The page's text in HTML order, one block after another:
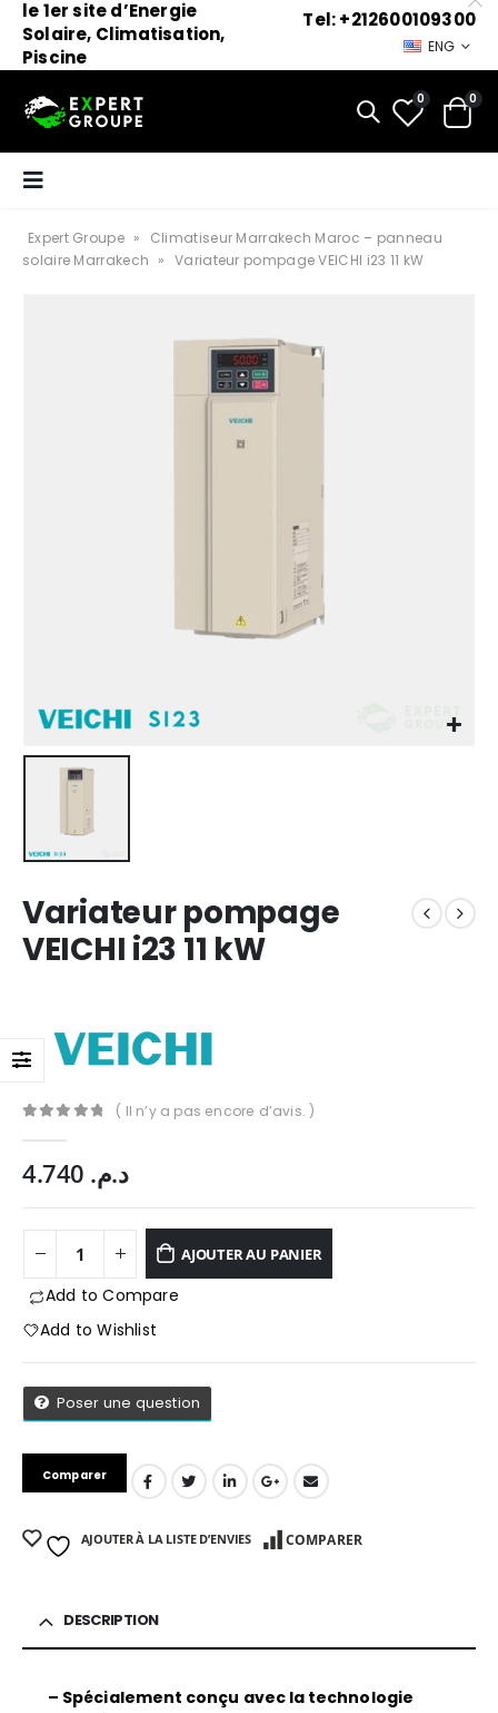
le 1er site d’Energie
Solaire, Climatisation,
Piscine
Tel: +212600109300
ENG
0 0
Expert Groupe »
Climatiseur Marrakech Maroc – panneau
solaire Marrakech » Variateur pompage VEICHI i23 11 kW
Variateur pompage
VEICHI i23 11 kW
( Il n’y a pas encore d’avis. )
د.م.
AJOUTER AU PANIER
Add to Compare
Add to Wishlist
Poser une question
Comparer
AJOUTER À LA LISTE D’ENVIES COMPARER
DESCRIPTION
– Spécialement conçu avec la technologie